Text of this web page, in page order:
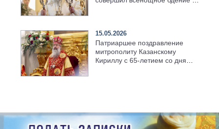
15.05.2026
Патриаршее поздравление
митрополиту Казанскому
Кириллу с 65-летием со дня